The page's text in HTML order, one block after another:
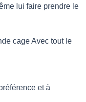
lui faire prendre le
cage Avec tout le
et à